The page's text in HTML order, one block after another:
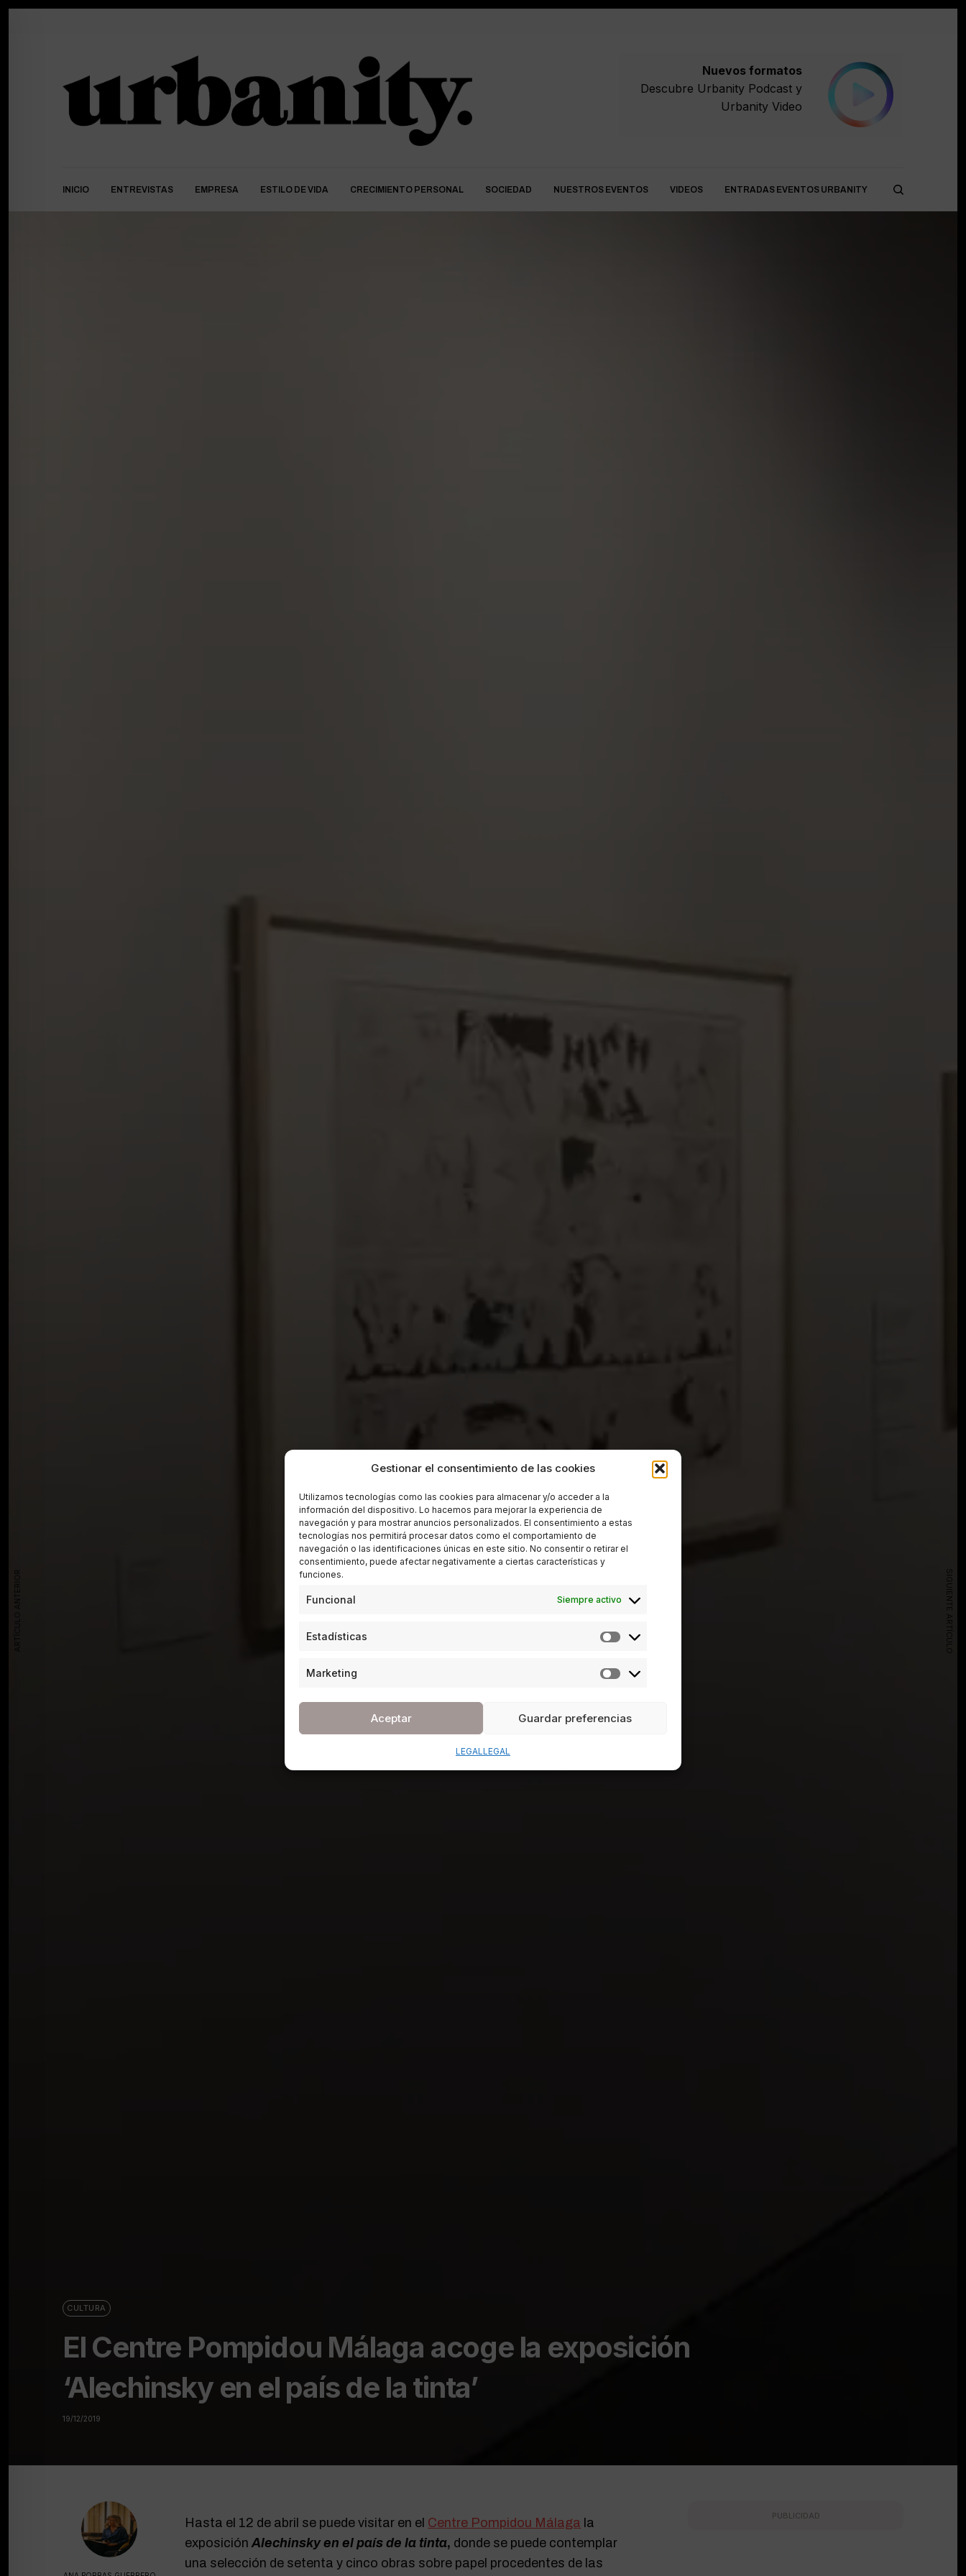
Gestionar el consentimiento de las cookies
Utilizamos tecnologías como las cookies para almacenar y/o acceder a la
información del dispositivo. Lo hacemos para mejorar la experiencia de
navegación y para mostrar anuncios personalizados. El consentimiento a estas
tecnologías nos permitirá procesar datos como el comportamiento de
navegación o las identificaciones únicas en este sitio. No consentir o retirar el
consentimiento, puede afectar negativamente a ciertas características y
funciones.
Funcional Siempre activo
Estadísticas
Marketing
Aceptar Guardar preferencias
LEGALLEGAL
Nuevos formatos
Descubre Urbanity Podcasty
Urbanity Video
INICIO ENTREVISTAS EMPRESA ESTILO DE VIDA CRECIMIENTO PERSONAL SOCIEDAD NUESTROS EVENTOS VIDEOS ENTRADAS EVENTOS URBANITY
CULTURA
El Centre Pompidou Málaga acoge la exposición
‘Alechinsky en el país de la tinta’
19/12/2019
Hasta el 12 de abril se puede visitar en el Centre Pompidou Málaga la
exposiciónAlechinsky en el país de la tinta, donde se puede contemplar
una selección de setenta y cinco obras sobre papel procedentes de las
PUBLICIDAD
ARTÍCULO ANTERIOR SIGUIENTE ARTÍCULO